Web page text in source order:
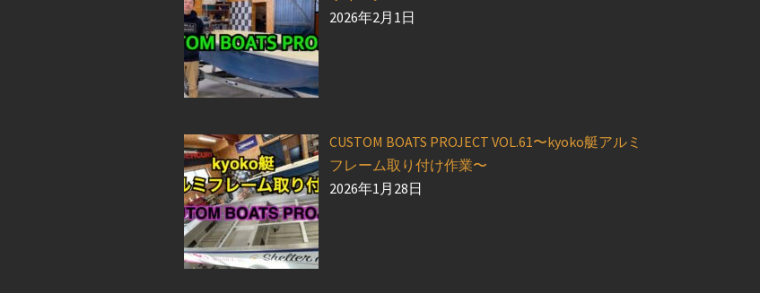
2026年2月1日
CUSTOM BOATS PROJECT VOL.61〜kyoko艇アルミ
フレーム取り付け作業〜
2026年1月28日